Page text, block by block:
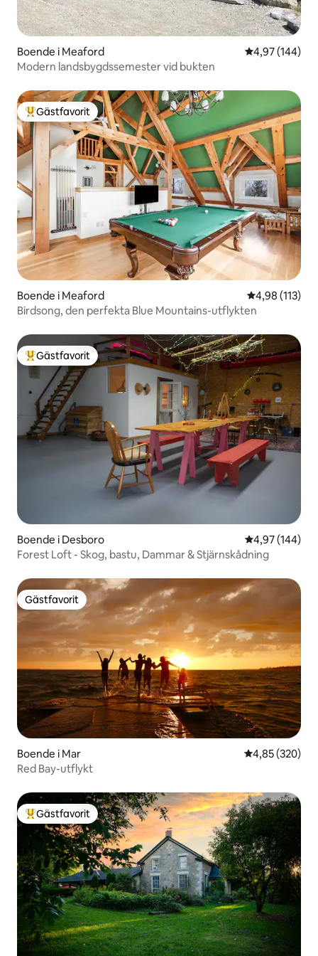
Boende i Meaford 4,97 av 5 i
4,97 (144)
Modern landsbygdssemester vid bukten
Populär gästfavorit
Gästfavorit
Boende i Meaford 4,98 av 5 i
4,98 (113)
Birdsong, den perfekta Blue Mountains-utflykten
Populär gästfavorit
Gästfavorit
Boende i Desboro 4,97 av 5 i
4,97 (144)
Forest Loft - Skog, bastu, Dammar & Stjärnskådning
Gästfavorit
Gästfavorit
Boende i Mar 4,85 av 5 i
4,85 (320)
Red Bay-utflykt
Populär gästfavorit
Gästfavorit